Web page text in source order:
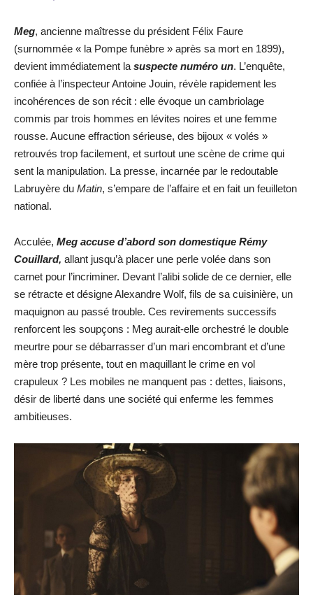
Meg, ancienne maîtresse du président Félix Faure
(surnommée « la Pompe funèbre » après sa mort en 1899),
devient immédiatement la suspecte numéro un. L’enquête,
confiée à l’inspecteur Antoine Jouin, révèle rapidement les
incohérences de son récit : elle évoque un cambriolage
commis par trois hommes en lévites noires et une femme
rousse. Aucune effraction sérieuse, des bijoux « volés »
retrouvés trop facilement, et surtout une scène de crime qui
sent la manipulation. La presse, incarnée par le redoutable
Labruyère du Matin, s’empare de l’affaire et en fait un feuilleton
national.
Acculée, Meg accuse d’abord son domestique Rémy
Couillard, allant jusqu’à placer une perle volée dans son
carnet pour l’incriminer. Devant l’alibi solide de ce dernier, elle
se rétracte et désigne Alexandre Wolf, fils de sa cuisinière, un
maquignon au passé trouble. Ces revirements successifs
renforcent les soupçons : Meg aurait-elle orchestré le double
meurtre pour se débarrasser d’un mari encombrant et d’une
mère trop présente, tout en maquillant le crime en vol
crapuleux ? Les mobiles ne manquent pas : dettes, liaisons,
désir de liberté dans une société qui enferme les femmes
ambitieuses.